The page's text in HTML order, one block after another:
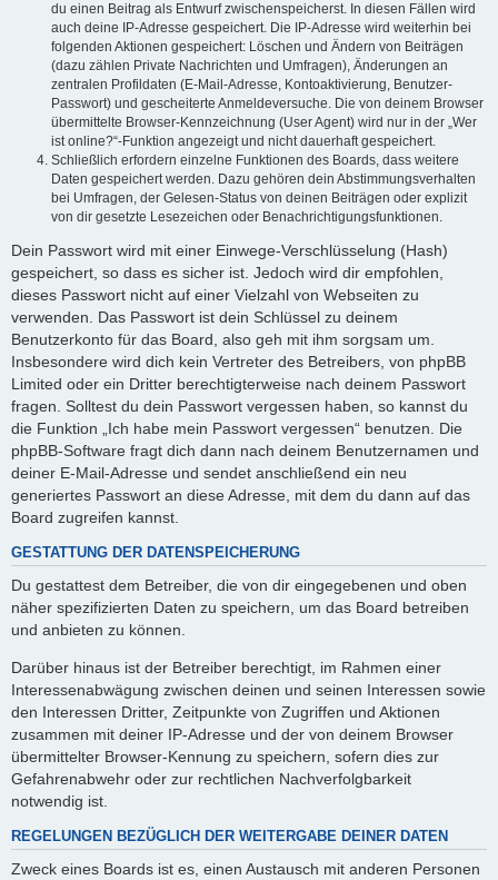
du einen Beitrag als Entwurf zwischenspeicherst. In diesen Fällen wird
auch deine IP-Adresse gespeichert. Die IP-Adresse wird weiterhin bei
folgenden Aktionen gespeichert: Löschen und Ändern von Beiträgen
(dazu zählen Private Nachrichten und Umfragen), Änderungen an
zentralen Profildaten (E-Mail-Adresse, Kontoaktivierung, Benutzer-
Passwort) und gescheiterte Anmeldeversuche. Die von deinem Browser
übermittelte Browser-Kennzeichnung (User Agent) wird nur in der „Wer
ist online?“-Funktion angezeigt und nicht dauerhaft gespeichert.
Schließlich erfordern einzelne Funktionen des Boards, dass weitere
Daten gespeichert werden. Dazu gehören dein Abstimmungsverhalten
bei Umfragen, der Gelesen-Status von deinen Beiträgen oder explizit
von dir gesetzte Lesezeichen oder Benachrichtigungsfunktionen.
Dein Passwort wird mit einer Einwege-Verschlüsselung (Hash)
gespeichert, so dass es sicher ist. Jedoch wird dir empfohlen,
dieses Passwort nicht auf einer Vielzahl von Webseiten zu
verwenden. Das Passwort ist dein Schlüssel zu deinem
Benutzerkonto für das Board, also geh mit ihm sorgsam um.
Insbesondere wird dich kein Vertreter des Betreibers, von phpBB
Limited oder ein Dritter berechtigterweise nach deinem Passwort
fragen. Solltest du dein Passwort vergessen haben, so kannst du
die Funktion „Ich habe mein Passwort vergessen“ benutzen. Die
phpBB-Software fragt dich dann nach deinem Benutzernamen und
deiner E-Mail-Adresse und sendet anschließend ein neu
generiertes Passwort an diese Adresse, mit dem du dann auf das
Board zugreifen kannst.
GESTATTUNG DER DATENSPEICHERUNG
Du gestattest dem Betreiber, die von dir eingegebenen und oben
näher spezifizierten Daten zu speichern, um das Board betreiben
und anbieten zu können.
Darüber hinaus ist der Betreiber berechtigt, im Rahmen einer
Interessenabwägung zwischen deinen und seinen Interessen sowie
den Interessen Dritter, Zeitpunkte von Zugriffen und Aktionen
zusammen mit deiner IP-Adresse und der von deinem Browser
übermittelter Browser-Kennung zu speichern, sofern dies zur
Gefahrenabwehr oder zur rechtlichen Nachverfolgbarkeit
notwendig ist.
REGELUNGEN BEZÜGLICH DER WEITERGABE DEINER DATEN
Zweck eines Boards ist es, einen Austausch mit anderen Personen